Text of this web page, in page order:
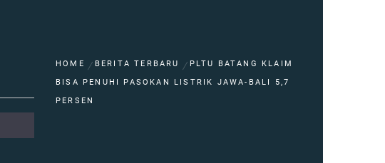
HOME BERITA TERBARU
PLTU BATANG KLAIM
BISA PENUHI PASOKAN LISTRIK JAWA-BALI 5,7
PERSEN